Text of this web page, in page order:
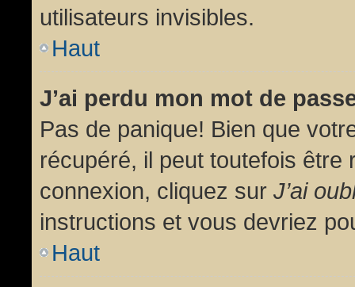
utilisateurs invisibles.
Haut
J’ai perdu mon mot de
Pas de panique! Bien que
récupéré, il peut toutefois être
connexion, cliquez sur J’ai
instructions et vous devriez
Haut